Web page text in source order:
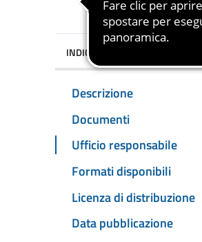
INDICE DELLA PAGINA
Descrizione
Documenti
Ufficio responsabile
Formati disponibili
Licenza di distribuzione
Data pubblicazione